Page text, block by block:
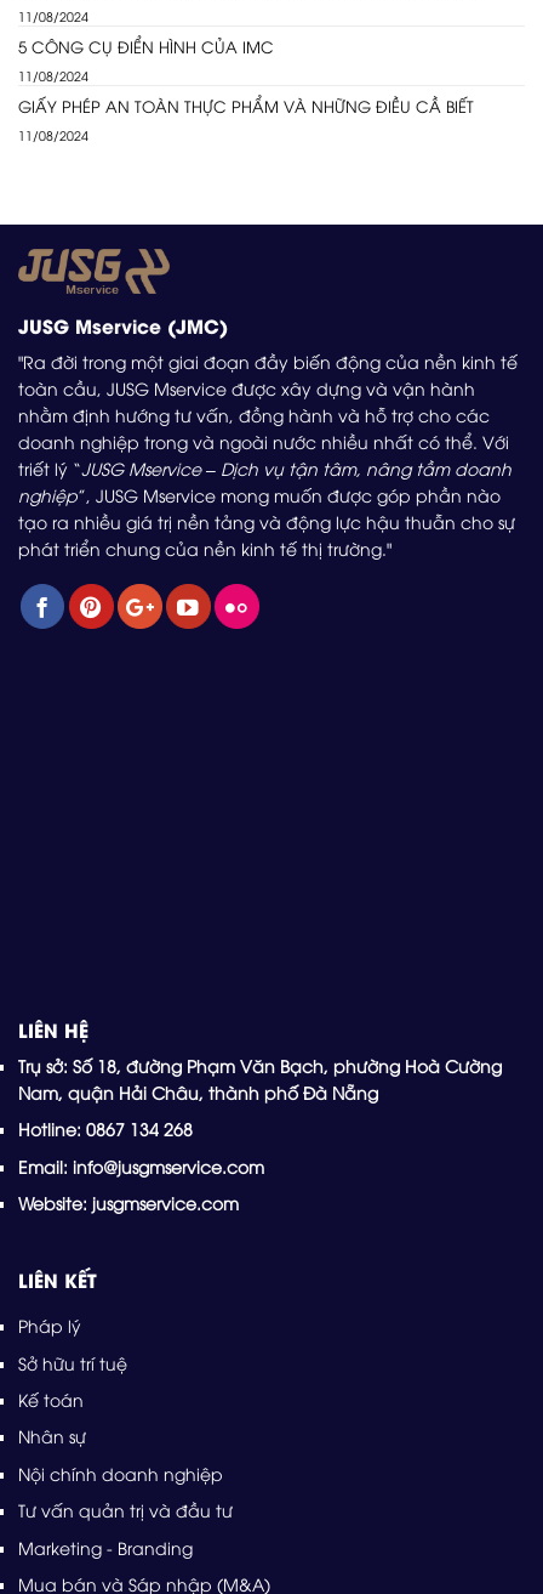
11/08/2024
5 CÔNG CỤ ĐIỂN HÌNH CỦA IMC
11/08/2024
GIẤY PHÉP AN TOÀN THỰC PHẨM VÀ NHỮNG ĐIỀU CẦ BIẾT
11/08/2024
JUSG Mservice (JMC)
"Ra đời trong một giai đoạn đầy biến động của nền kinh tế
toàn cầu, JUSG Mservice được xây dựng và vận hành
nhằm định hướng tư vấn, đồng hành và hỗ trợ cho các
doanh nghiệp trong và ngoài nước nhiều nhất có thể. Với
triết lý “JUSG Mservice – Dịch vụ tận tâm, nâng tầm doanh
nghiệp”, JUSG Mservice mong muốn được góp phần nào
tạo ra nhiều giá trị nền tảng và động lực hậu thuẫn cho sự
phát triển chung của nền kinh tế thị trường."
LIÊN HỆ
Trụ sở: Số 18, đường Phạm Văn Bạch, phường Hoà Cường
Nam, quận Hải Châu, thành phố Đà Nẵng
Hotline: 0867 134 268
Email: info@jusgmservice.com
Website: jusgmservice.com
LIÊN KẾT
Pháp lý
Sở hữu trí tuệ
Kế toán
Nhân sự
Nội chính doanh nghiệp
Tư vấn quản trị và đầu tư
Marketing - Branding
Mua bán và Sáp nhập (M&A)